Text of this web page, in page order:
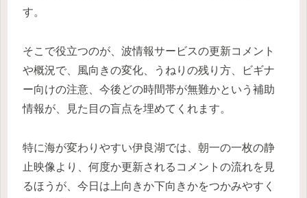
す。
そこで役立つのが、波情報サービスの更新コメント
や概況で、風向きの変化、うねりの残り方、ビギナ
ー向けの注意、今後どの時間帯が無難かという補助
情報が、見た目の盲点を埋めてくれます。
特に海が変わりやすい伊良湖では、朝一の一枚の静
止映像より、何度か更新されるコメントの流れを見
るほうが、今日は上向きか下向きかをつかみやすく